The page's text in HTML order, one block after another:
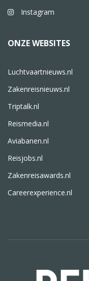
Instagram
ONZE WEBSITES
Luchtvaartnieuws.nl
Zakenreisnieuws.nl
Triptalk.nl
Reismedia.nl
Aviabanen.nl
Reisjobs.nl
Zakenreisawards.nl
Careerexperience.nl